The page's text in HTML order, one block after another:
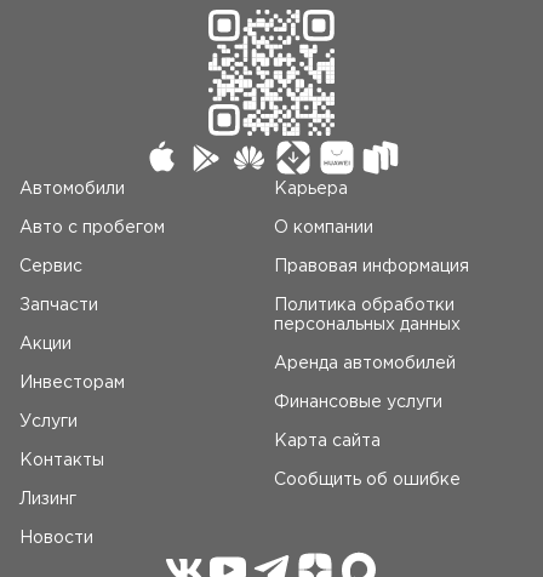
Автомобили
Авто c пробегом
Сервис
Запчасти
Акции
Инвесторам
Услуги
Контакты
Лизинг
Новости
Карьера
О компании
Правовая информация
Политика обработки
персональных данных
Аренда автомобилей
Финансовые услуги
Карта сайта
Сообщить об ошибке